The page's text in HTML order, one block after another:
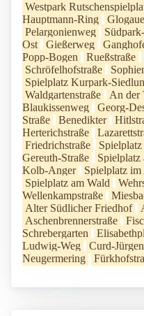
Westpark
Hauptmann-Ring
Pelargonienweg
Ost
Gießerweg
Popp-Bogen
Rueßstraße
Schröfelhofstraße
Spielplatz Kurpark-
Waldgartenstraße
An der
Blaukissenweg
Georg-
Straße
Benedikter
Herterichstraße
Friedrichstraße
Gereuth-Straße
Spielplatz
Kolb-Anger
Spielplatz
Spielplatz am Wald
Wellenkampstraße
Alter Südlicher Friedhof
Aschenbrennerstraße
Schrebergarten
Ludwig-Weg
Curd-
Neugermering